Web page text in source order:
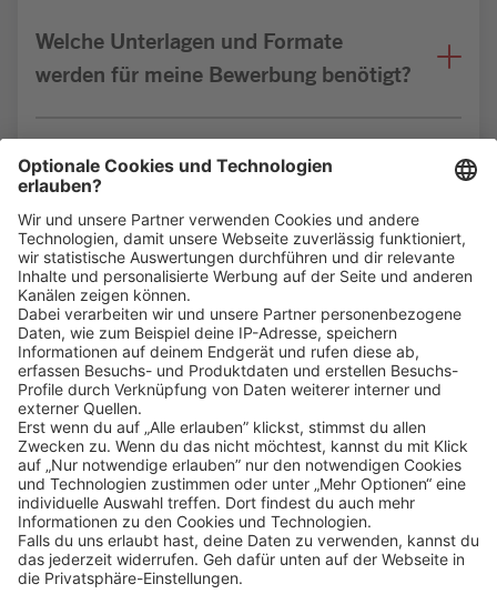
Welche Unterlagen und Formate
werden für meine Bewerbung benötigt?
Bin ich für die Stelle geeignet?
Klickehier, um alle offenen Jobs zu sehen.
Impressum Datenschutz
Privatsphäre-Einstellungen
FAQ
Veranstaltungen